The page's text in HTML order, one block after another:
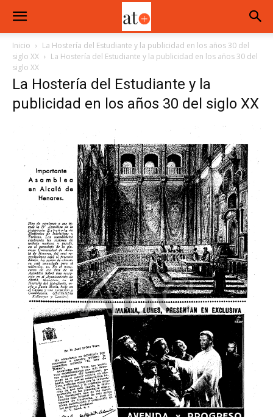
Inicio
La Hostería del Estudiante y la publicidad en los años 30 del
siglo XX
La Hostería del Estudiante y la publicidad en los años 30 del
siglo XX
La Hostería del Estudiante y la
publicidad en los años 30 del siglo XX